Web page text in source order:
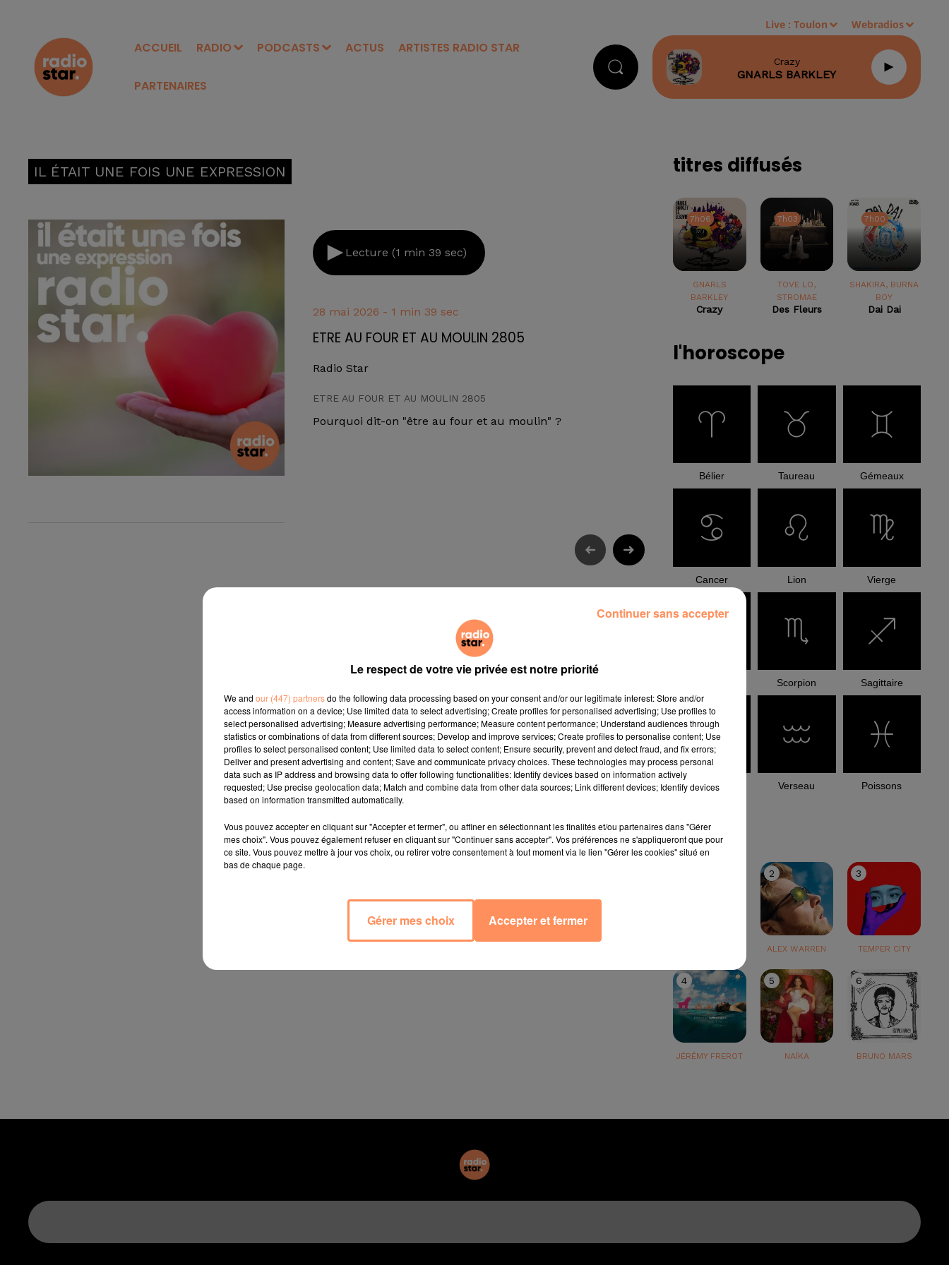
ACCUEIL RADIO PODCASTS ACTUS ARTISTES RADIO STAR
PARTENAIRES
Live :Toulon Webradios
Crazy
GNARLS BARKLEY
IL ÉTAIT UNE FOIS UNE EXPRESSION
Lecture (1 min 39 sec)
28 mai 2026 - 1 min 39 sec
ETRE AU FOUR ET AU MOULIN 2805
Radio Star
ETRE AU FOUR ET AU MOULIN 2805
Pourquoi dit-on "être au four et au moulin" ?
titres diffusés
7h06
7h06
GNARLS
BARKLEY
Crazy
7h03
7h03
TOVE LO,
STROMAE
Des Fleurs
7h00
7h00
SHAKIRA, BURNA
BOY
Dai Dai
l'horoscope
Bélier Taureau Gémeaux
Cancer Lion Vierge
Scorpion Sagittaire
Capricorne Verseau Poissons
le top
2
ALEX WARREN
3
TEMPER CITY
4
JÉRÉMY FREROT
5
NAÏKA
6
BRUNO MARS
Le respect de votre vie privée est notre priorité
We and our (447) partnersdo the following data processing based on your consent and/or our legitimate interest: Store and/or
access information on a device; Use limited data to select advertising; Create profiles for personalised advertising; Use profiles to
select personalised advertising; Measure advertising performance; Measure content performance; Understand audiences through
statistics or combinations of data from different sources; Develop and improve services; Create profiles to personalise content; Use
profiles to select personalised content; Use limited data to select content; Ensure security, prevent and detect fraud, and fix errors;
Deliver and present advertising and content; Save and communicate privacy choices. These technologies may process personal
data such as IP address and browsing data to offer following functionalities: Identify devices based on information actively
requested; Use precise geolocation data; Match and combine data from other data sources; Link different devices; Identify devices
based on information transmitted automatically.
Vous pouvez accepter en cliquant sur "Accepter et fermer", ou affiner en sélectionnant les finalités et/ou partenaires dans "Gérer
mes choix". Vous pouvez également refuser en cliquant sur "Continuer sans accepter". Vos préférences ne s'appliqueront que pour
ce site. Vous pouvez mettre à jour vos choix, ou retirer votre consentement à tout moment via le lien "Gérer les cookies" situé en
bas de chaque page.
Gérer mes choix Accepter et fermer
Continuer sans accepter